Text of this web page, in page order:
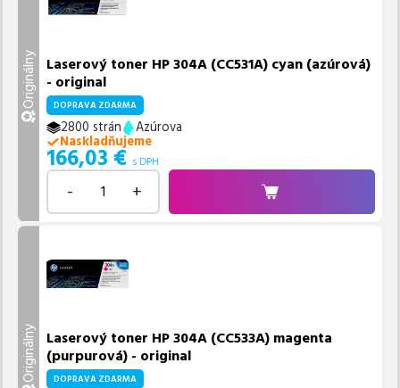
Originálny Laserový toner HP 304A (CC531A) cyan (azúrová)
- original
DOPRAVA ZDARMA
2800 strán
Azúrova
Naskladňujeme
166,03 € s DPH
- +
Originálny Laserový toner HP 304A (CC533A) magenta
(purpurová) - original
DOPRAVA ZDARMA